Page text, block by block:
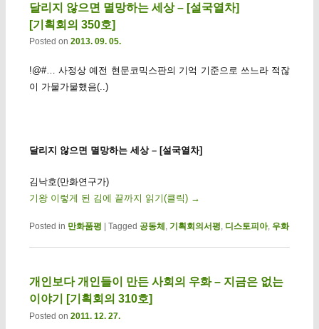
달리지 않으면 멸망하는 세상 – [설국열차]
[기획회의 350호]
Posted on 2013. 09. 05.
!@#… 사정상 예전 현문코믹스판의 기억 기준으로 쓰느라 적잖
이 가물가물했음(..)
달리지 않으면 멸망하는 세상 – [설국열차]
김낙호(만화연구가)
기왕 이렇게 된 김에 끝까지 읽기(클릭) →
Posted in 만화품평 Tagged 공동체 , 기획회의서평, 디스토피아, 우화
개인보다 개인들이 만든 사회의 우화 – 지금은 없는
이야기 [기획회의 310호]
Posted on 2011. 12. 27.